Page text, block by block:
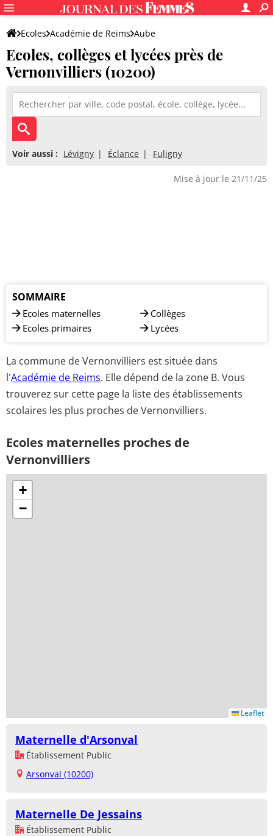
Ecoles Académie de Reims Aube
Ecoles, collèges et lycées près de
Vernonvilliers (10200)
Voir aussi : Lévigny Éclance Fuligny
Mise à jour le 21/11/25
SOMMAIRE
Ecoles maternelles
Ecoles primaires
Collèges
Lycées
La commune de Vernonvilliers est située dans
l'Académie de Reims. Elle dépend de la zone B. Vous
trouverez sur cette page la liste des établissements
scolaires les plus proches de Vernonvilliers.
Ecoles maternelles proches de
Vernonvilliers
+
−
Leaflet
Maternelle d'Arsonval
Établissement Public
Arsonval (10200)
Maternelle De Jessains
Établissement Public